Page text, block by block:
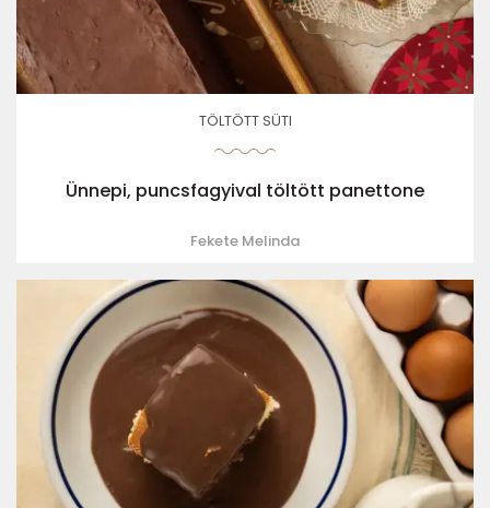
TÖLTÖTT SÜTI
Ünnepi, puncsfagyival töltött panettone
Fekete Melinda